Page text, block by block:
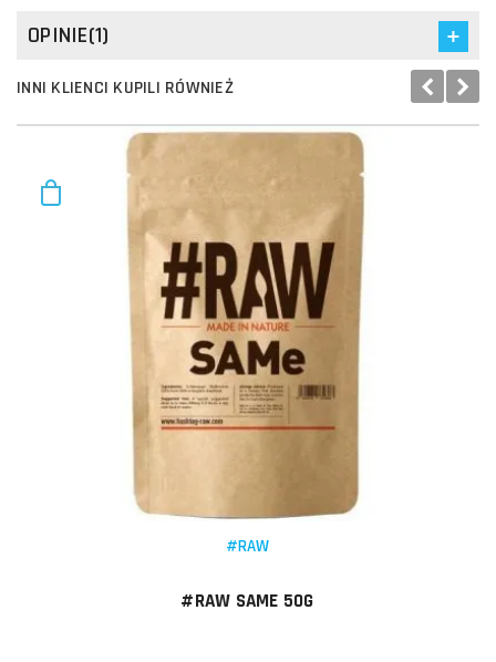
OPINIE(1)
INNI KLIENCI KUPILI RÓWNIEŻ
#RAW
#RAW SAME 50G